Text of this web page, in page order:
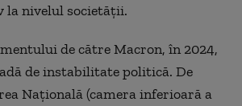
la nivelul societății.
de către Macron, în 2024,
de instabilitate politică. De
Națională (camera inferioară a